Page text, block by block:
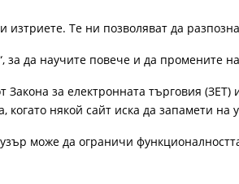
изтриете. Те ни позволяват да
за да научите повече и да промените
за електронната търговия
някой сайт иска да запамети
може да ограничи